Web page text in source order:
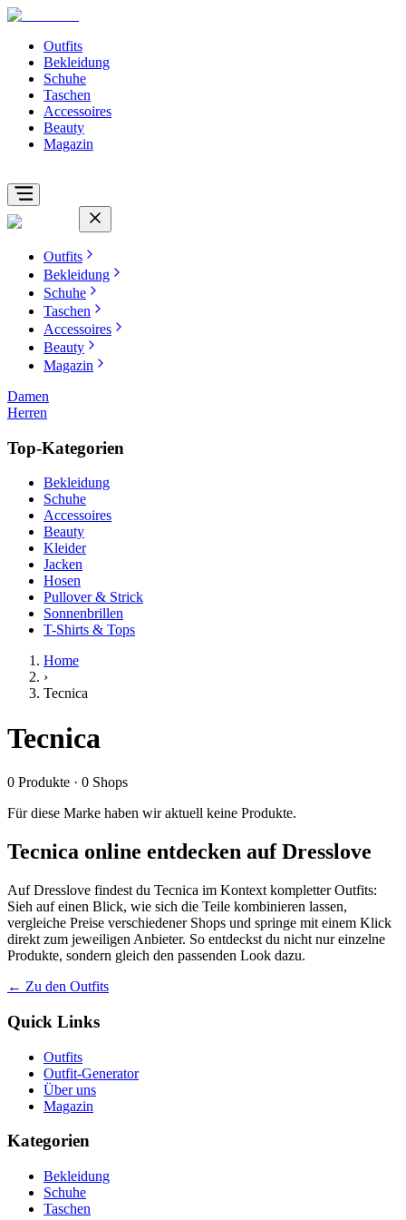
Outfits
Bekleidung
Schuhe
Taschen
Accessoires
Beauty
Magazin
Outfits
Bekleidung
Schuhe
Taschen
Accessoires
Beauty
Magazin
Damen
Herren
Top-Kategorien
Bekleidung
Schuhe
Accessoires
Beauty
Kleider
Jacken
Hosen
Pullover & Strick
Sonnenbrillen
T-Shirts & Tops
Home
›
Tecnica
Tecnica
0 Produkte · 0 Shops
Für diese Marke haben wir aktuell keine Produkte.
Tecnica online entdecken auf Dresslove
Auf Dresslove findest du Tecnica im Kontext kompletter Outfits:
Sieh auf einen Blick, wie sich die Teile kombinieren lassen,
vergleiche Preise verschiedener Shops und springe mit einem Klick
direkt zum jeweiligen Anbieter. So entdeckst du nicht nur einzelne
Produkte, sondern gleich den passenden Look dazu.
← Zu den Outfits
Quick Links
Outfits
Outfit-Generator
Über uns
Magazin
Kategorien
Bekleidung
Schuhe
Taschen